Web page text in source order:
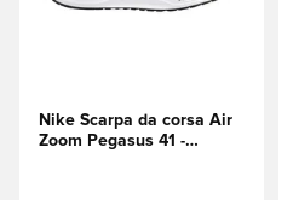
Nike Scarpa da corsa Air
Zoom Pegasus 41 -